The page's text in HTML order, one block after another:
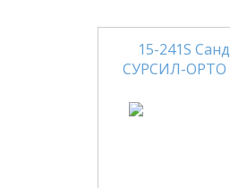
15-241S
СУРСИЛ-ОРТО